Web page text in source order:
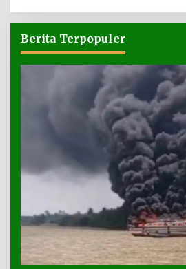
Berita Terpopuler